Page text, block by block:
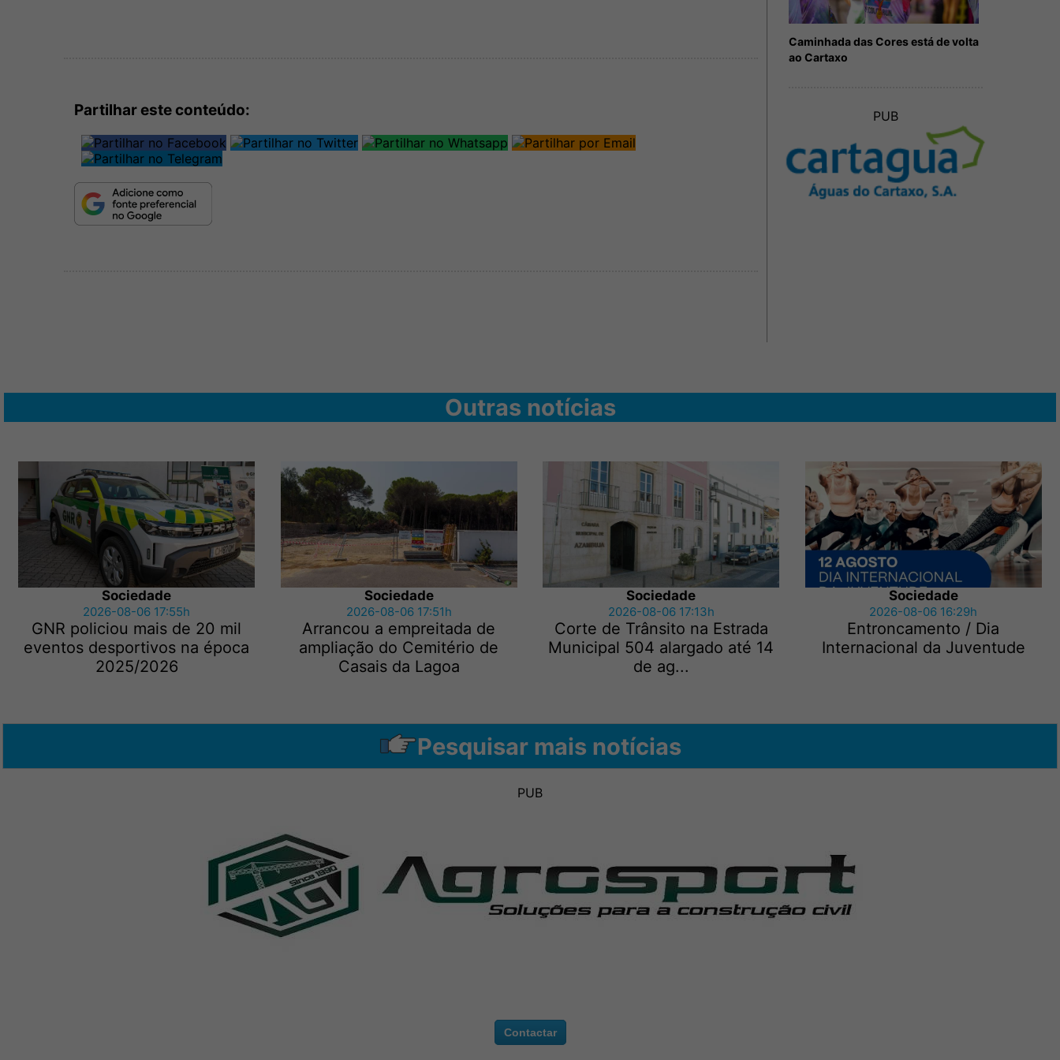
Partilhar este conteúdo:
Caminhada das Cores está de volta
ao Cartaxo
PUB
Outras notícias
Sociedade
2026-08-06 17:55h
GNR policiou mais de 20 mil
eventos desportivos na época
2025/2026
Sociedade
2026-08-06 17:51h
Arrancou a empreitada de
ampliação do Cemitério de
Casais da Lagoa
Sociedade
2026-08-06 17:13h
Corte de Trânsito na Estrada
Municipal 504 alargado até 14
de ag...
Sociedade
2026-08-06 16:29h
Entroncamento / Dia
Internacional da Juventude
Pesquisar mais notícias
PUB
Contactar